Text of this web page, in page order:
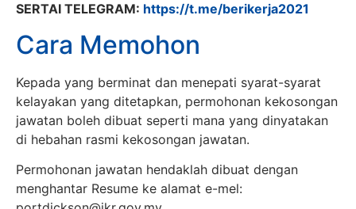
SERTAI TELEGRAM: https://t.me/berikerja2021
Cara Memohon
Kepada yang berminat dan menepati syarat-syarat
kelayakan yang ditetapkan, permohonan kekosongan
jawatan boleh dibuat seperti mana yang dinyatakan
di hebahan rasmi kekosongan jawatan.
Permohonan jawatan hendaklah dibuat dengan
menghantar Resume ke alamat e-mel: